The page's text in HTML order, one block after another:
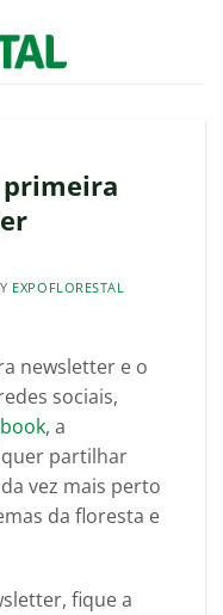
primeira
EXPOFLORESTAL
newsletter e o
sociais,
, a
partilhar
vez mais perto
da floresta e
fique a